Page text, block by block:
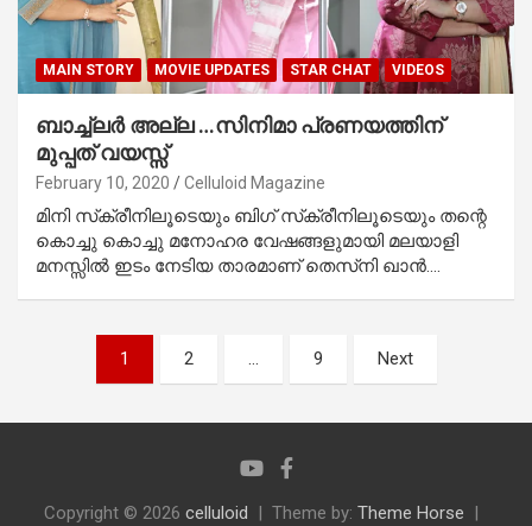
MAIN STORY MOVIE UPDATES STAR CHAT VIDEOS
ബാച്ച്‌ലര്‍ അല്ല …സിനിമാ പ്രണയത്തിന്
മുപ്പത് വയസ്സ്
February 10, 2020 Celluloid Magazine
മിനി സ്‌ക്രീനിലൂടെയും ബിഗ് സ്‌ക്രീനിലൂടെയും തന്റെ
കൊച്ചു കൊച്ചു മനോഹര വേഷങ്ങളുമായി മലയാളി
മനസ്സില്‍ ഇടം നേടിയ താരമാണ് തെസ്‌നി ഖാന്‍.…
pagination
1 2 … 9 Next
Copyright © 2026 celluloid Theme by: Theme Horse